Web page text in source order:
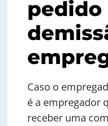
pedido
Caso o
é a empregador
receber uma